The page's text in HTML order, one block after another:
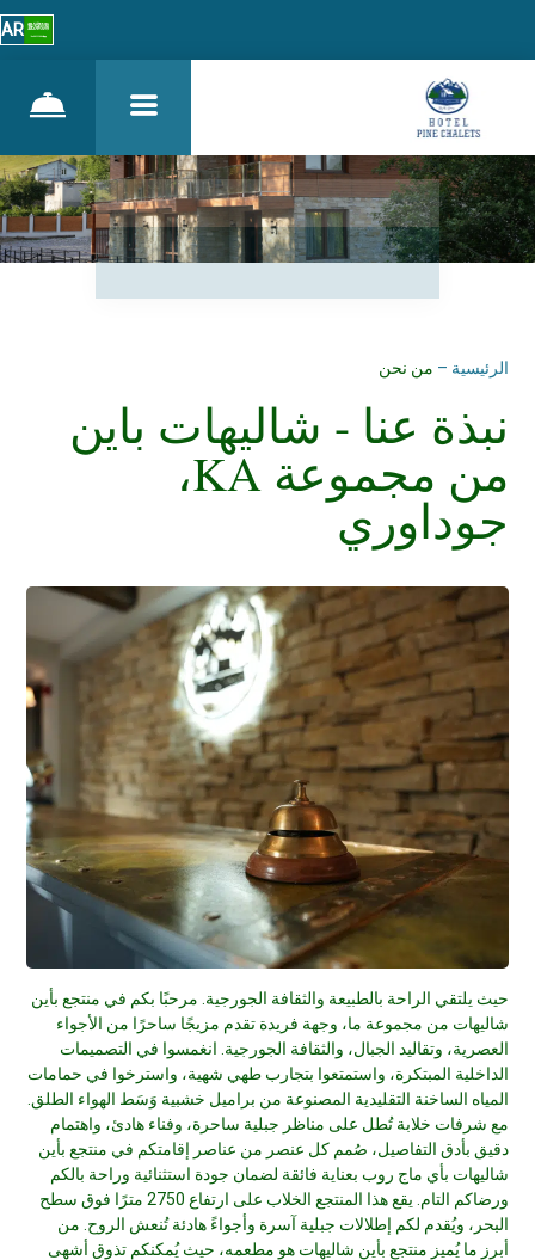
AR
الرئيسية – من نحن
نبذة عنا - شاليهات باين
من مجموعة KA،
جوداوري
حيث يلتقي الراحة بالطبيعة والثقافة الجورجية. مرحبًا بكم في منتجع بأين
شاليهات من مجموعة ما، وجهة فريدة تقدم مزيجًا ساحرًا من الأجواء
العصرية، وتقاليد الجبال، والثقافة الجورجية. انغمسوا في التصميمات
الداخلية المبتكرة، واستمتعوا بتجارب طهي شهية، واسترخوا في حمامات
المياه الساخنة التقليدية المصنوعة من براميل خشبية وَسَط الهواء الطلق.
مع شرفات خلابة تُطل على مناظر جبلية ساحرة، وفناء هادئ، واهتمام
دقيق بأدق التفاصيل، صُمم كل عنصر من عناصر إقامتكم في منتجع بأين
شاليهات بأي ماج روب بعناية فائقة لضمان جودة استثنائية وراحة بالكم
ورضاكم التام. يقع هذا المنتجع الخلاب على ارتفاع 2750 مترًا فوق سطح
البحر، ويُقدم لكم إطلالات جبلية آسرة وأجواءً هادئة تُنعش الروح. من
أبرز ما يُميز منتجع بأين شاليهات هو مطعمه، حيث يُمكنكم تذوق أشهى